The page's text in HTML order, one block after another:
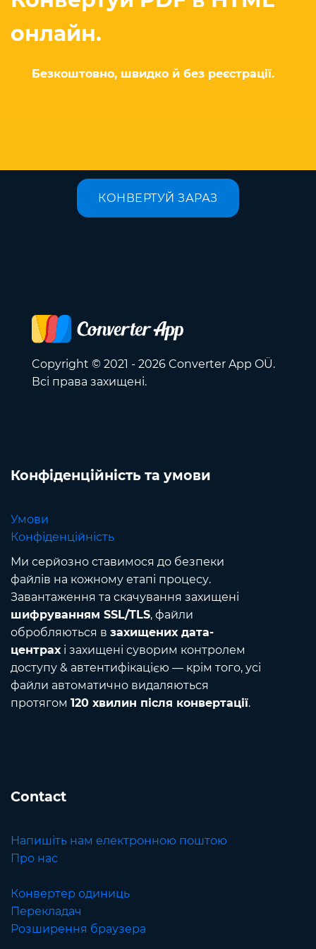
онлайн.
Безкоштовно, швидко й без реєстрації.
КОНВЕРТУЙ ЗАРАЗ
Copyright © 2021 - 2026 Converter App OÜ.
Всі права захищені.
Конфіденційність та умови
Умови
Конфіденційність
Ми серйозно ставимося до безпеки
файлів на кожному етапі процесу.
Завантаження та скачування захищені
шифруванням SSL/TLS, файли
обробляються в захищених дата-
центрахі захищені суворим контролем
доступу & автентифікацією — крім того, усі
файли автоматично видаляються
протягом 120 хвилин після конвертації.
Contact
Напишіть нам електронною поштою
Про нас
Конвертер одиниць
Перекладач
Розширення браузера